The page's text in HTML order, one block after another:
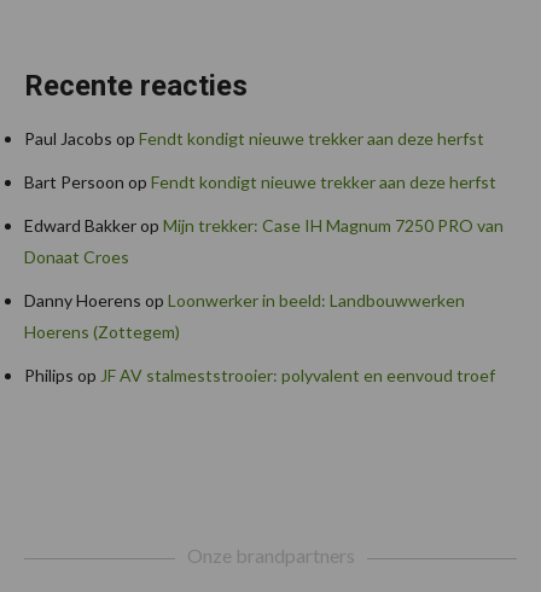
Recente reacties
Paul Jacobs op Fendt kondigt nieuwe trekker aan deze herfst
Bart Persoon op Fendt kondigt nieuwe trekker aan deze herfst
Edward Bakkerop Mijn trekker: Case IH Magnum 7250 PRO van
Donaat Croes
Danny Hoerens op Loonwerker in beeld: Landbouwwerken
Hoerens (Zottegem)
Philips op JF AV stalmeststrooier: polyvalent en eenvoud troef
Onze brandpartners